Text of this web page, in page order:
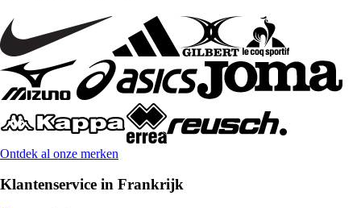
Ontdek al onze merken
Klantenservice in Frankrijk